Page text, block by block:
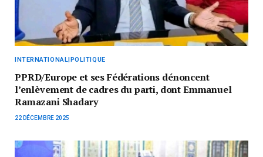
INTERNATIONAL|POLITIQUE
PPRD/Europe et ses Fédérations dénoncent
l’enlèvement de cadres du parti, dont Emmanuel
Ramazani Shadary
22 DÉCEMBRE 2025